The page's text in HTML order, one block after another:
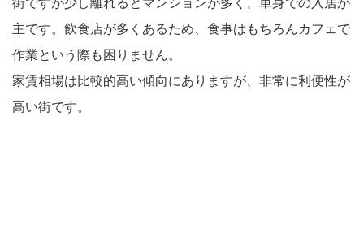
主です。飲食店が多くあるため、食事はもちろんカフェで
作業という際も困りません。
家賃相場は比較的高い傾向にありますが、非常に利便性が
高い街です。